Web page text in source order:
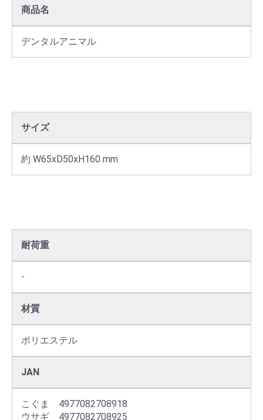
商品名
デンタルアニマル
サイズ
約 W65xD50xH160 mm
耐荷重
-
材質
ポリエステル
JAN
こぐま　4977082708918
ウサギ　4977082708925